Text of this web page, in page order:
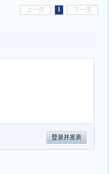
上一页 1 下一页
登录并发表